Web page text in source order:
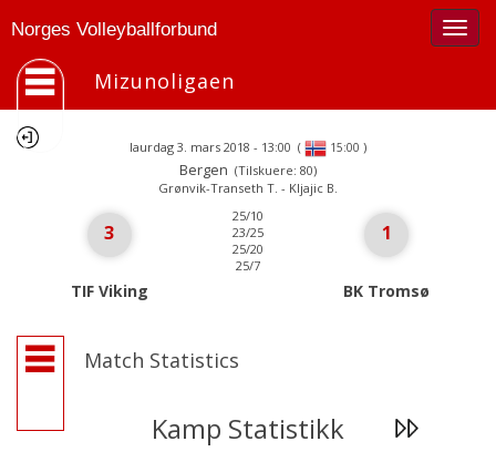
Norges Volleyballforbund
Mizunoligaen
laurdag 3. mars 2018 - 13:00 ( 15:00 )
Bergen (Tilskuere: 80)
Grønvik-Transeth T. - Kljajic B.
3
TIF Viking
25/10
23/25
25/20
25/7
1
BK Tromsø
Match Statistics
Kamp Statistikk